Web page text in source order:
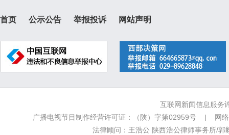
首页 公示公告 举报投诉 网站声明
互联网新闻信息服
广播电视节目制作经营许可证：（陕）字第02959号 |
法律顾问：王浩公 陕西浩公律师事务